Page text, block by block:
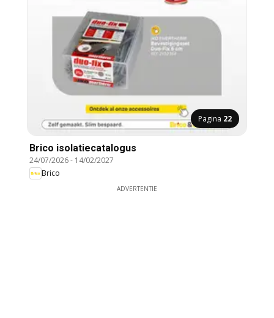
Pagina 22
Brico isolatiecatalogus
24/07/2026- 14/02/2027
Brico
ADVERTENTIE